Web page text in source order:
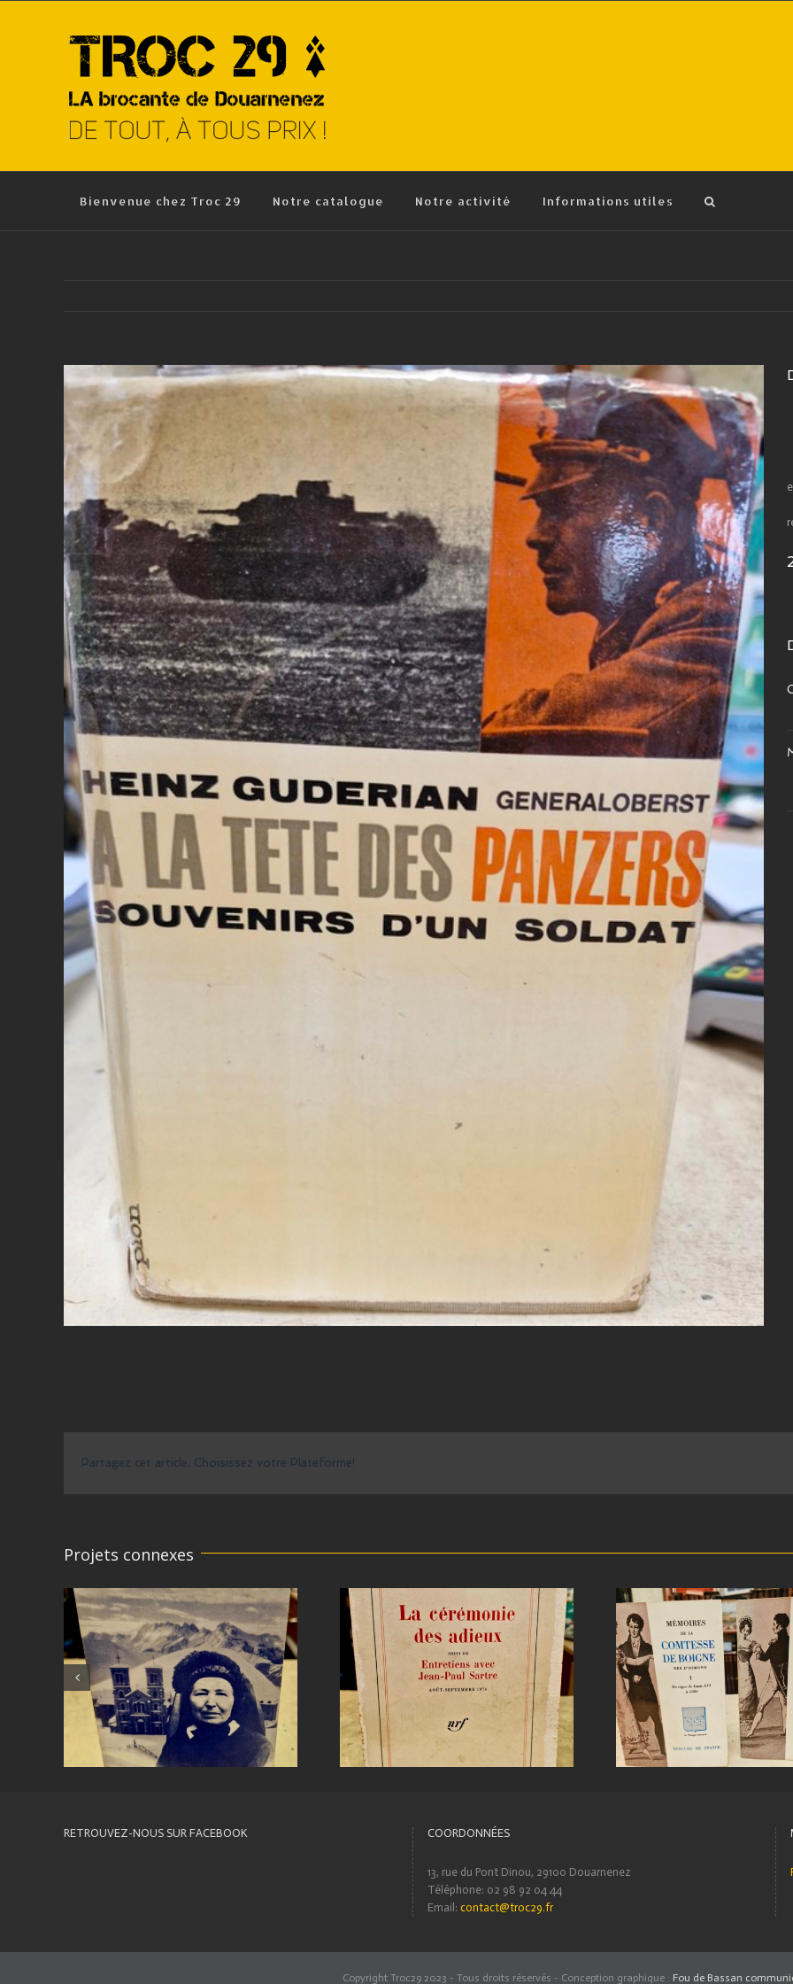
Bienvenue chez Troc 29 Notre catalogue Notre activité Informations utiles
Partagez cet article, Choisissez votre Plateforme!
Projets connexes
RETROUVEZ-NOUS SUR FACEBOOK COORDONNÉES
13, rue du Pont Dinou, 29100 Douarnenez
Téléphone: 02 98 92 04 44
Email: contact@troc29.fr
Copyright Troc29 2023 - Tous droits réservés - Conception graphique : Fou de Bassan